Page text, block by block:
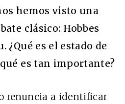
hemos visto una
clásico: Hobbes
¿Qué es el estado de
es tan importante?
renuncia a identificar